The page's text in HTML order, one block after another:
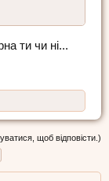
ти чи ні...
щоб відповісти.)